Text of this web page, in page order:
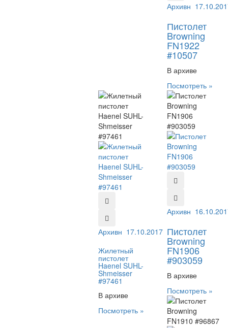
Архивный №:
Пистолет
Browning
FN1922
#10507
В архиве
Посмотреть »
Архивный №:97461
17.10.2017
Жилетный
пистолет
Haenel SUHL-
Shmeisser
#97461
В архиве
Посмотреть »
Архивный №:
Пистолет
Browning
FN1906
#903059
В архиве
Посмотреть »